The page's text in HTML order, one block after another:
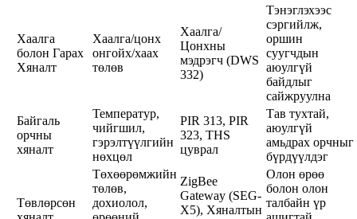
Хаалга
болон Гарах
Хяналт
Хаалга/цонх
онгойх/хаах
төлөв
Хаалга/
Цонхны
мэдрэгч (DWS
332)
Тэнэглэхээс
сэргийлж,
оршин
суугчдын
аюулгүй
байдлыг
сайжруулна
Байгаль
орчны
хяналт
Температур,
чийгшил,
гэрэлтүүлгийн
нөхцөл
PIR 313, PIR
323, THS
цуврал
Тав тухтай,
аюулгүй
амьдрах орчныг
бүрдүүлдэг
Төвлөрсөн
Төхөөрөмжийн
төлөв,
дохиолол,
ZigBee
Gateway (SEG-
X5), Хяналтын
Олон өрөө
болон олон
талбайн үр